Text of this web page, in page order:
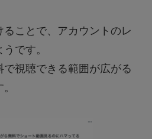
ることで、アカウントのレ
です。
で視聴できる範囲が広がる